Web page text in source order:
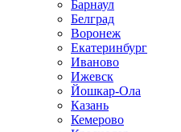
Барнаул
Белград
Воронеж
Екатеринбург
Иваново
Ижевск
Йошкар-Ола
Казань
Кемерово